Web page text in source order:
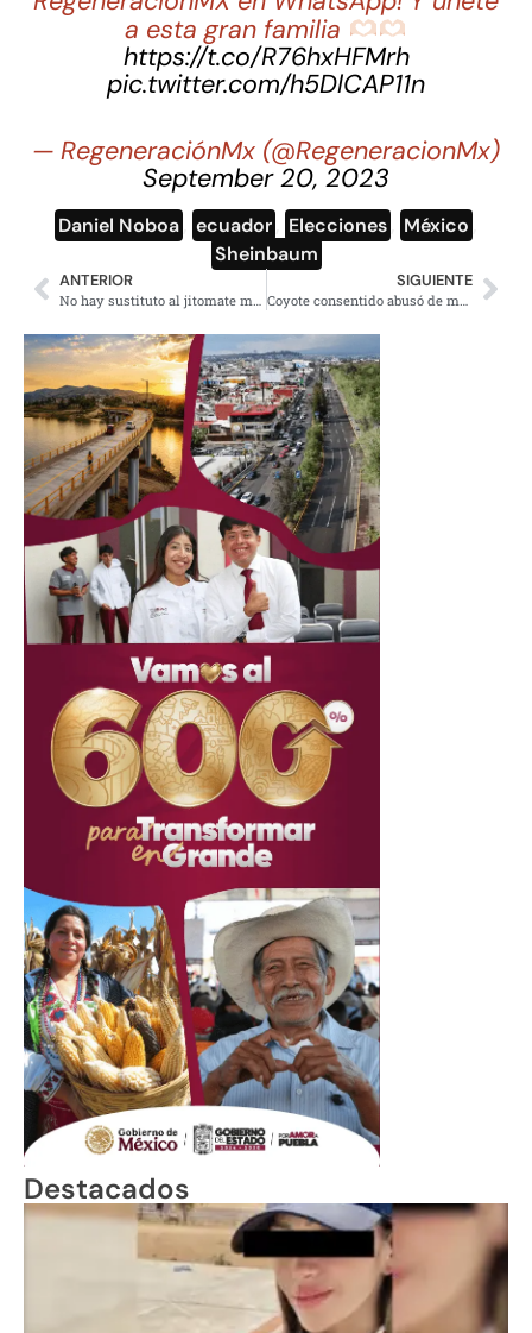
a esta gran familia
https://t.co/R76hxHFMrh
pic.twitter.com/h5DlCAP11n
— RegeneraciónMx (@RegeneracionMx)
September 20, 2023
Daniel Noboa ecuador Elecciones México
Sheinbaum
ANTERIOR SIGUIENTE
Destacados